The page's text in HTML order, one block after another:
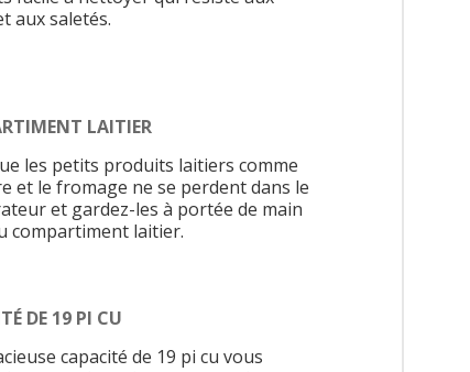
aux saletés.
LAITIER
les petits produits laitiers comme
et le fromage ne se perdent dans le
et gardez-les à portée de main
compartiment laitier.
DE 19 PI CU
capacité de 19 pi cu vous